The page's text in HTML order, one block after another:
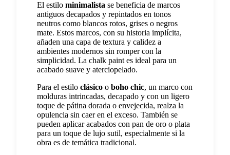
El estilo minimalista se beneficia de marcos
antiguos decapados y repintados en tonos
neutros como blancos rotos, grises o negros
mate. Estos marcos, con su historia implícita,
añaden una capa de textura y calidez a
ambientes modernos sin romper con la
simplicidad. La chalk paint es ideal para un
acabado suave y aterciopelado.
Para el estilo clásico o boho chic, un marco con
molduras intrincadas, decapado y con un ligero
toque de pátina dorada o envejecida, realza la
opulencia sin caer en el exceso. También se
pueden aplicar acabados con pan de oro o plata
para un toque de lujo sutil, especialmente si la
obra es de temática tradicional.